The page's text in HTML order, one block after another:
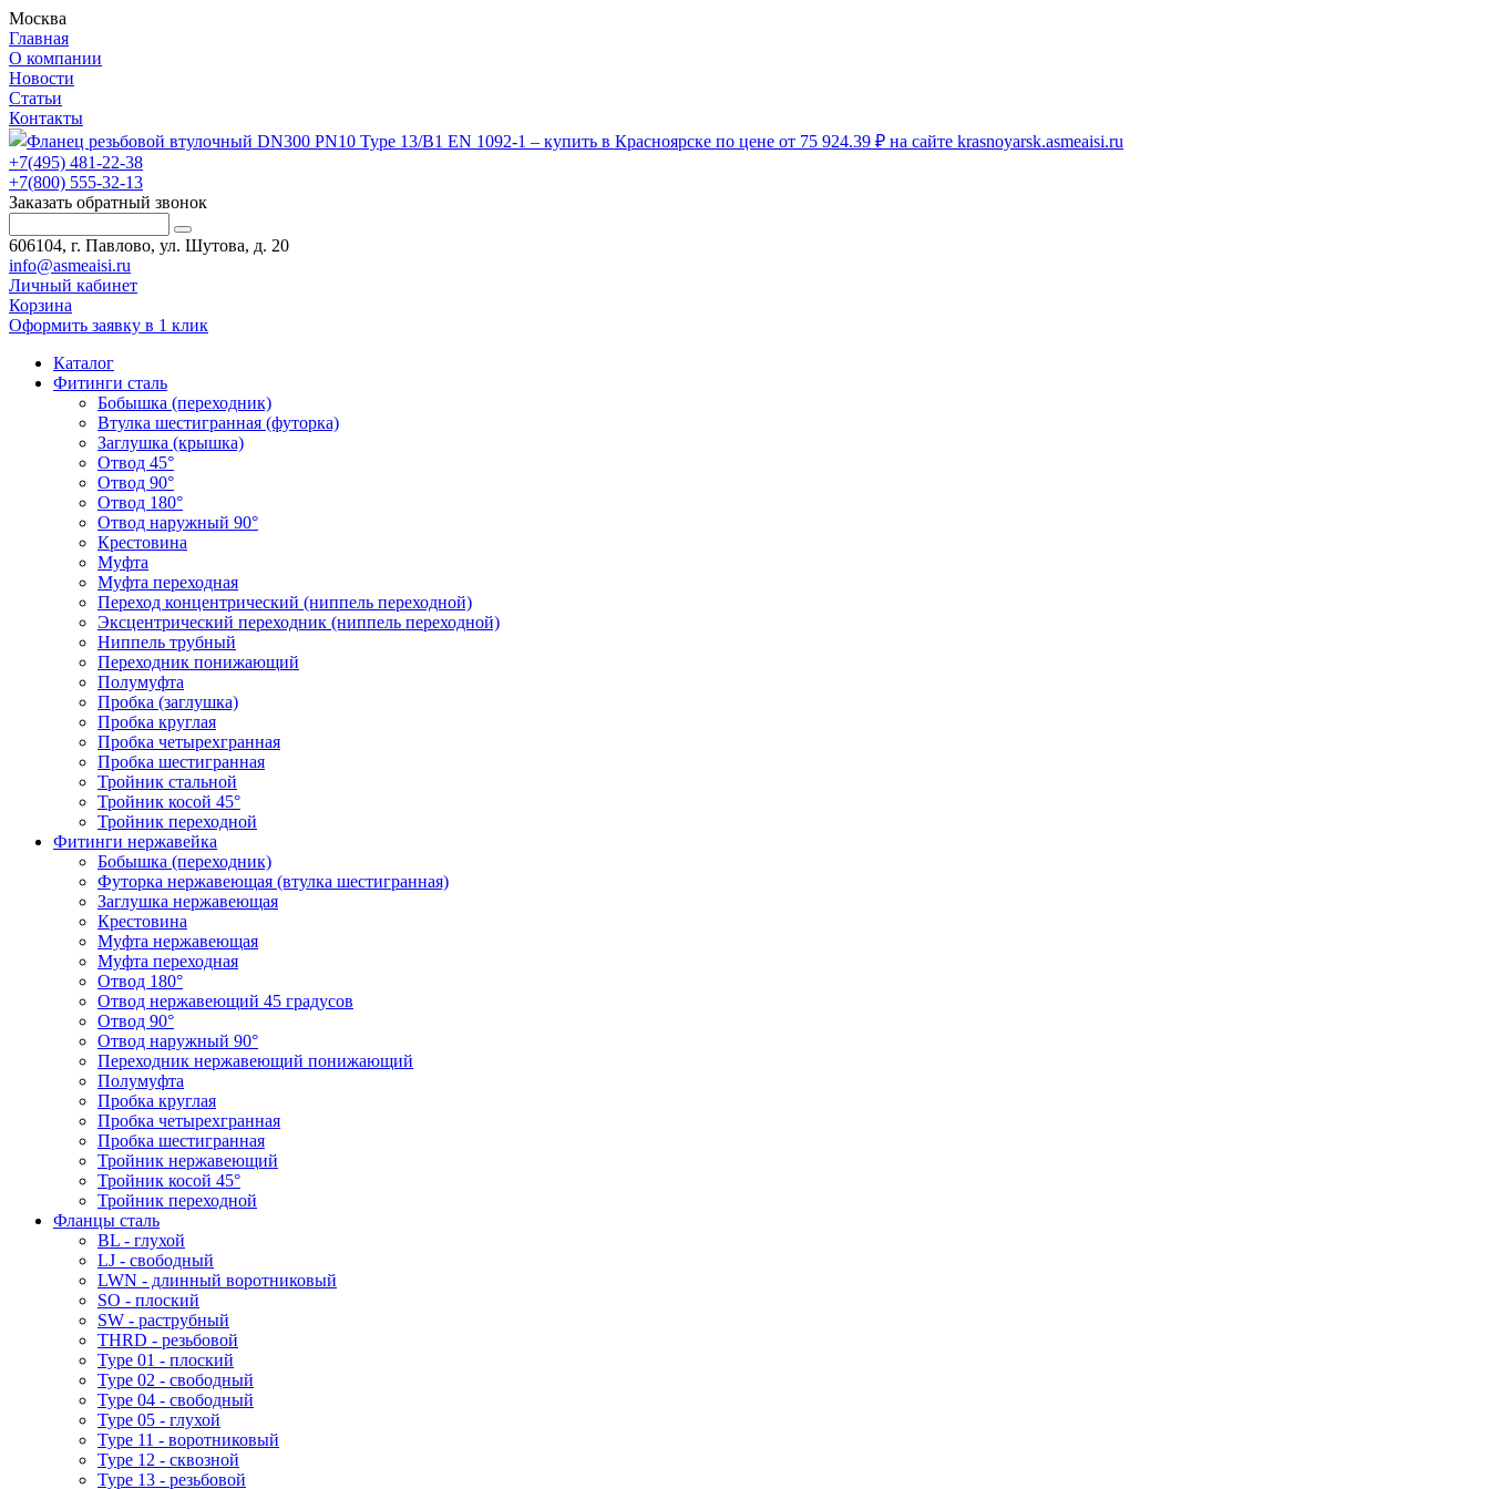
Москва
Главная
О компании
Новости
Статьи
Контакты
+7(495) 481-22-38
+7(800) 555-32-13
Заказать обратный звонок
606104, г. Павлово, ул. Шутова, д. 20
info@asmeaisi.ru
Личный кабинет
Корзина
Оформить заявку в 1 клик
Каталог
Фитинги сталь
Бобышка (переходник)
Втулка шестигранная (футорка)
Заглушка (крышка)
Отвод 45°
Отвод 90°
Отвод 180°
Отвод наружный 90°
Крестовина
Муфта
Муфта переходная
Переход концентрический (ниппель переходной)
Эксцентрический переходник (ниппель переходной)
Ниппель трубный
Переходник понижающий
Полумуфта
Пробка (заглушка)
Пробка круглая
Пробка четырехгранная
Пробка шестигранная
Тройник стальной
Тройник косой 45°
Тройник переходной
Фитинги нержавейка
Бобышка (переходник)
Футорка нержавеющая (втулка шестигранная)
Заглушка нержавеющая
Крестовина
Муфта нержавеющая
Муфта переходная
Отвод 180°
Отвод нержавеющий 45 градусов
Отвод 90°
Отвод наружный 90°
Переходник нержавеющий понижающий
Полумуфта
Пробка круглая
Пробка четырехгранная
Пробка шестигранная
Тройник нержавеющий
Тройник косой 45°
Тройник переходной
Фланцы сталь
BL - глухой
LJ - свободный
LWN - длинный воротниковый
SO - плоский
SW - раструбный
THRD - резьбовой
Type 01 - плоский
Type 02 - свободный
Type 04 - свободный
Type 05 - глухой
Type 11 - воротниковый
Type 12 - сквозной
Type 13 - резьбовой